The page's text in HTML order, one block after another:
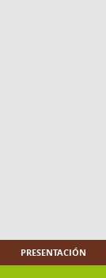
PRESENTACIÓN